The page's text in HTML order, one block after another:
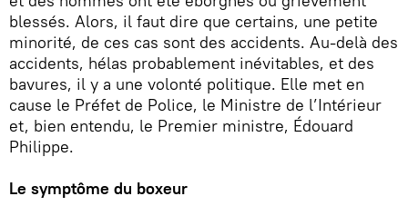
blessés. Alors, il faut dire que certains, une petite
minorité, de ces cas sont des accidents. Au-delà des
accidents, hélas probablement inévitables, et des
bavures, il y a une volonté politique. Elle met en
cause le Préfet de Police, le Ministre de l’Intérieur
et, bien entendu, le Premier ministre, Édouard
Philippe.
Le symptôme du boxeur